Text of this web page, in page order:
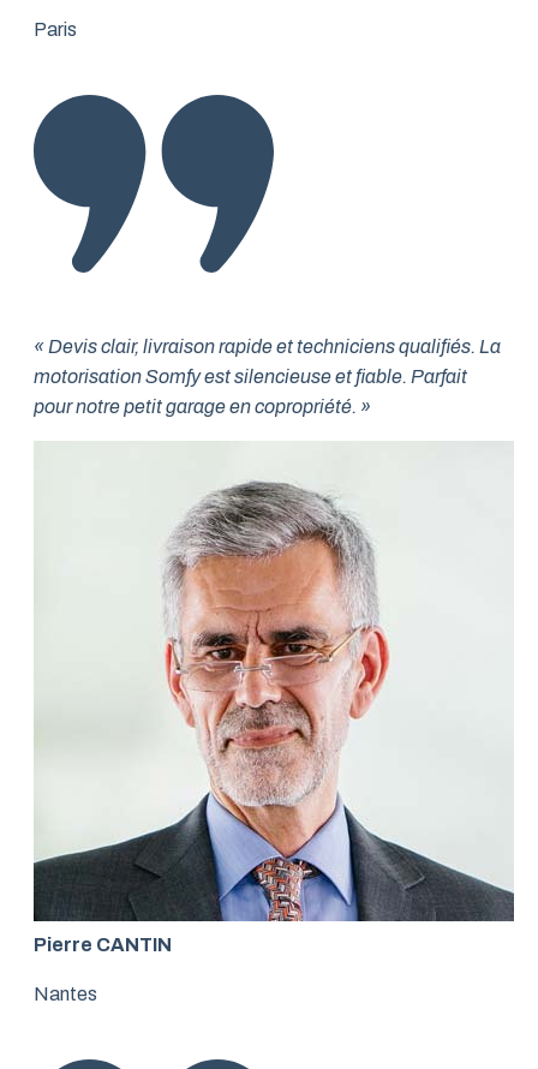
Paris
« Devis clair, livraison rapide et techniciens qualifiés. La
motorisation Somfy est silencieuse et fiable. Parfait
pour notre petit garage en copropriété. »
Pierre CANTIN
Nantes